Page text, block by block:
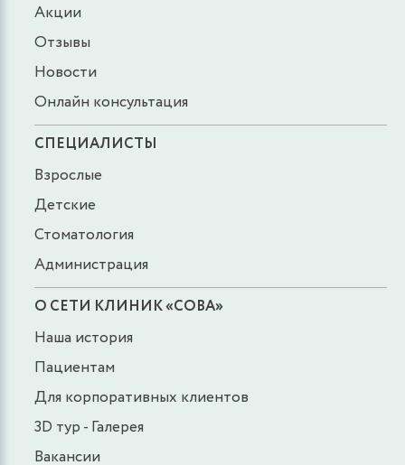
Акции
Отзывы
Новости
Онлайн консультация
СПЕЦИАЛИСТЫ
Взрослые
Детские
Стоматология
Администрация
О СЕТИ КЛИНИК «СОВА»
Наша история
Пациентам
Для корпоративных клиентов
3D тур - Галерея
Вакансии